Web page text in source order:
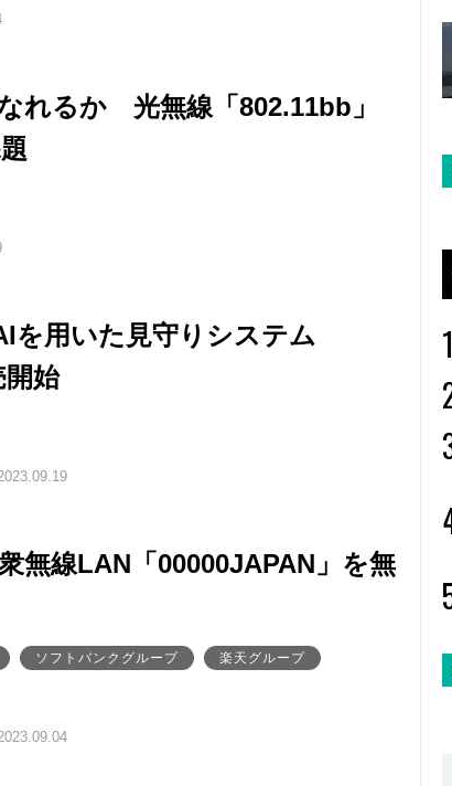
れるか 光無線「802.11bb」
を用いた見守りシステム
開始
無線LAN「00000JAPAN」を無
ソフトバンクグループ 楽天グループ